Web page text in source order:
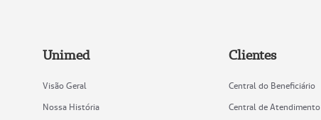
Unimed
Visão Geral
Nossa História
Clientes
Central do Beneficiário
Central de Atendimento